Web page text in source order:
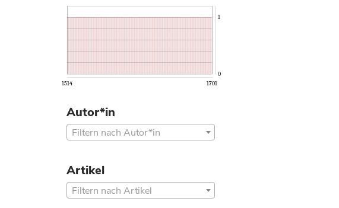
1514 1701
0
1
Autor*in
Filtern nach Autor*in
Artikel
Filtern nach Artikel